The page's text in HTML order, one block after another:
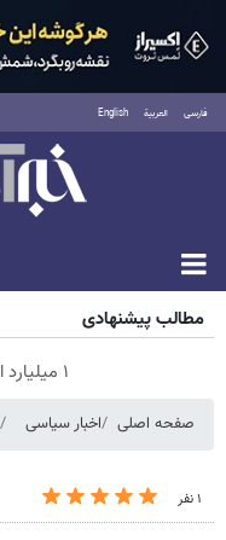
فارسی العربية English
جمعه ۱۶ مرداد ۱۴۰۵
مطالب پیشنهادی
۱ میلیارد اعتبار خرید طلا | بدون ضامن و چک
صفحه اصلی اخبار سیاسی
۱ نفر